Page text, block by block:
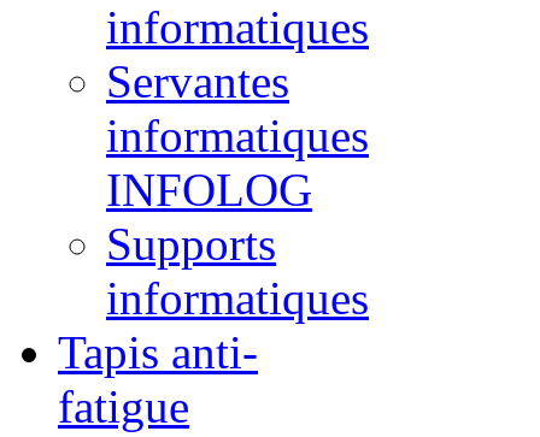
informatiques
Servantes
informatiques
INFOLOG
Supports
informatiques
Tapis anti-
fatigue